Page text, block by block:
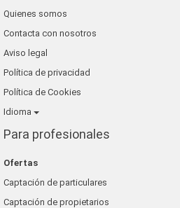
blaneshouse s.l.
grup 90
Quienes somos
Contacta con nosotros
Aviso legal
Política de privacidad
Política de Cookies
Idioma
Para profesionales
Ofertas
Captación de particulares
Captación de propietarios